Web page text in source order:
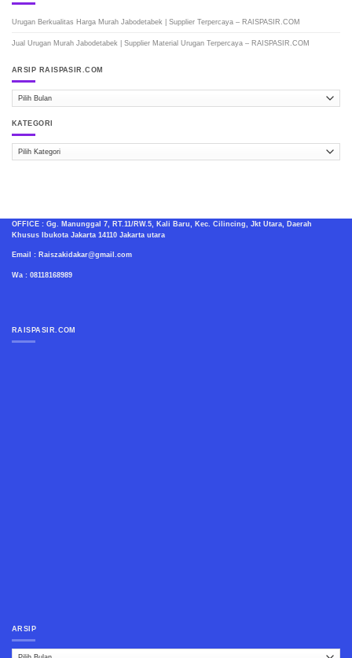
Urugan Berkualitas Harga Murah Jabodetabek | Supplier Terpercaya – RAISPASIR.COM
Jual Urugan Murah Jabodetabek | Supplier Material Urugan Terpercaya – RAISPASIR.COM
ARSIP RAISPASIR.COM
ARSIP
KATEGORI
OFFICE : Gg. Manunggal 7, RT.11/RW.5, Kali Baru, Kec. Cilincing, Jkt Utara, Daerah
Khusus Ibukota Jakarta 14110 Jakarta utara
Email : Raiszakidakar@gmail.com
Wa : 08118168989
RAISPASIR.COM
ARSIP